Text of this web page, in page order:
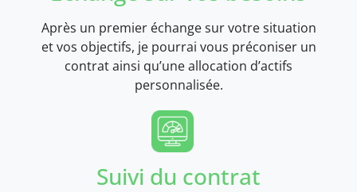
Après un premier échange sur votre situation
et vos objectifs, je pourrai vous préconiser un
contrat ainsi qu’une allocation d’actifs
personnalisée.
Suivi du contrat